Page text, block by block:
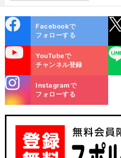
ok
Facebookで
フォローする
YouTubeで
チャンネル登録
LINE
m
Instagramで
フォローする